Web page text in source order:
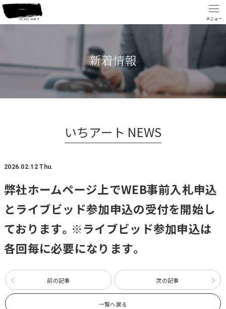
新着情報
いちアート NEWS
2026.02.12 Thu.
弊社ホームページ上でWEB事前入札申込
とライブビッド参加申込の受付を開始し
ております。※ライブビッド参加申込は
各回毎に必要になります。
前の記事 次の記事
一覧へ戻る